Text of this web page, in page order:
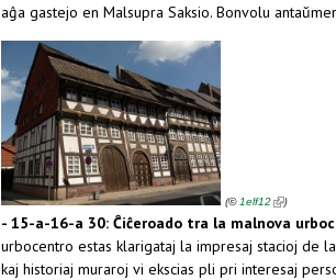
aĝa gastejo en Malsupra Saksio. Bonvolu
(© 1elf12 )
- 15-a-16-a 30: Ĉiĉeroado tra la malnova
urbocentro estas klarigataj la impresaj stacioj de
kaj historiaj muraroj vi ekscias pli pri interesaj